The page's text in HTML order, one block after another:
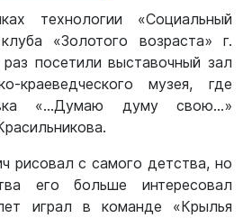
технологии «Социальный
«Золотого возраста» г.
посетили выставочный зал
краеведческого музея, где
«…Думаю думу свою…»
рисовал с самого детства, но
его больше интересовал
играл в команде «Крылья